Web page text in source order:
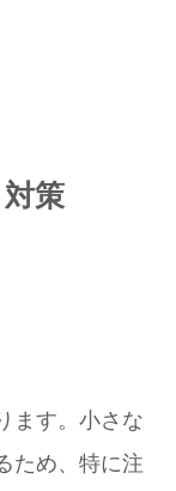
策
ます。小さな
ため、特に注